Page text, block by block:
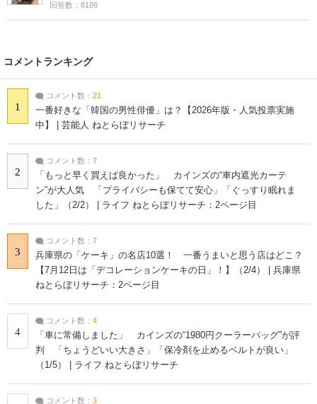
回答数：8186
コメントランキング
1
コメント数： 21
一番好きな「韓国の男性俳優」は？【2026年版・人気投票実施
中】 | 芸能人 ねとらぼリサーチ
2
コメント数： 7
「もっと早く買えば良かった」 カインズの“車内遮光カーテ
ン”が大人気 「プライバシーも保てて安心」「ぐっすり眠れま
した」（2/2） | ライフ ねとらぼリサーチ：2ページ目
3
コメント数： 7
兵庫県の「ケーキ」の名店10選！ 一番うまいと思う店はどこ？
【7月12日は「デコレーションケーキの日」！】（2/4） | 兵庫県
ねとらぼリサーチ：2ページ目
4
コメント数： 4
「車に常備しました」 カインズの“1980円クーラーバッグ”が評
判 「ちょうどいい大きさ」「保冷剤を止めるベルトが良い」
（1/5） | ライフ ねとらぼリサーチ
コメント数： 3